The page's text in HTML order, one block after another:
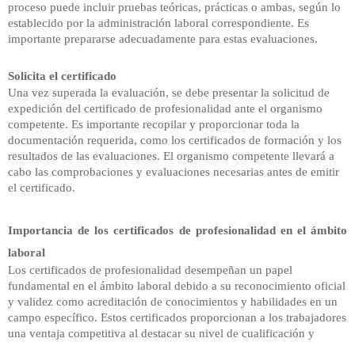
proceso puede incluir pruebas teóricas, prácticas o ambas, según lo
establecido por la administración laboral correspondiente. Es
importante prepararse adecuadamente para estas evaluaciones.
Solicita el certificado
Una vez superada la evaluación, se debe presentar la solicitud de
expedición del certificado de profesionalidad ante el organismo
competente. Es importante recopilar y proporcionar toda la
documentación requerida, como los certificados de formación y los
resultados de las evaluaciones. El organismo competente llevará a
cabo las comprobaciones y evaluaciones necesarias antes de emitir
el certificado.
Importancia de los certificados de profesionalidad en el ámbito
laboral
Los certificados de profesionalidad desempeñan un papel
fundamental en el ámbito laboral debido a su reconocimiento oficial
y validez como acreditación de conocimientos y habilidades en un
campo específico. Estos certificados proporcionan a los trabajadores
una ventaja competitiva al destacar su nivel de cualificación y